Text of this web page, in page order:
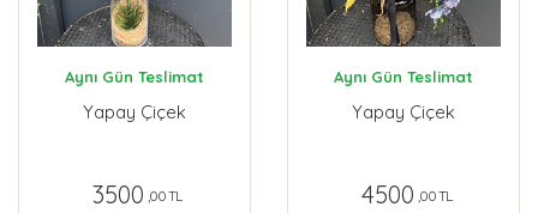
Aynı Gün Teslimat
Yapay Çiçek
3500 ,00 TL
Aynı Gün Teslimat
Yapay Çiçek
4500 ,00 TL